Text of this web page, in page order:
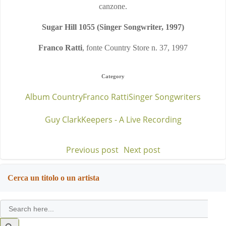
canzone.
Sugar Hill 1055 (Singer Songwriter, 1997)
Franco Ratti, fonte Country Store n. 37, 1997
Category
Album CountryFranco RattiSinger Songwriters
Guy ClarkKeepers - A Live Recording
Post
navigation
Previous post Post
Next post
Cerca un titolo o un artista
Search
for:
Search